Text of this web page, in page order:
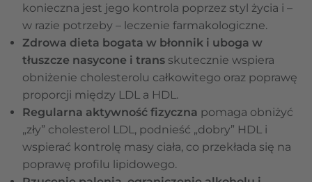
konieczna jest jego kontrola poprzez styl życia i –
w razie potrzeby – leczenie farmakologiczne.
Zdrowa dieta bogata w błonnik i uboga w
tłuszcze nasycone i trans skutecznie wspiera
obniżenie cholesterolu całkowitego oraz poprawę
proporcji między LDL a HDL.
Regularna aktywność fizyczna pomaga obniżyć
„zły” cholesterol LDL, podnieść „dobry” HDL i
wspierać kontrolę masy ciała, co przekłada się na
poprawę profilu lipidowego.